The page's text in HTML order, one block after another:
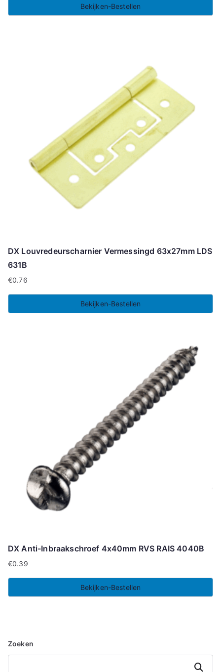
Bekijken-Bestellen
DX Louvredeurscharnier Vermessingd 63x27mm LDS
631B
€0.76
Bekijken-Bestellen
DX Anti-Inbraakschroef 4x40mm RVS RAIS 4040B
€0.39
Bekijken-Bestellen
Zoeken
Zoeken